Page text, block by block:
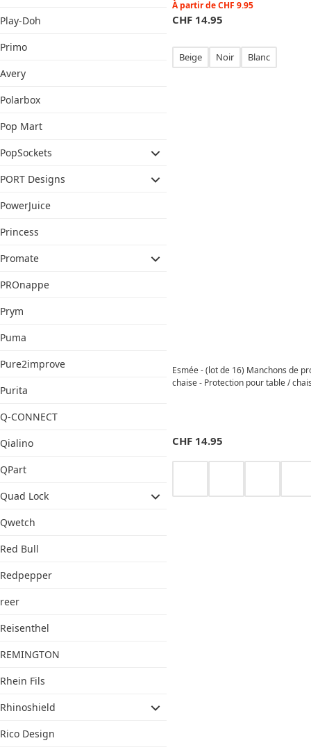
Play-Doh
Primo
Avery
Polarbox
Pop Mart
PopSockets
PORT Designs
PowerJuice
Princess
Promate
PROnappe
Prym
Puma
Pure2improve
Purita
Q-CONNECT
Qialino
QPart
Quad Lock
Qwetch
Red Bull
Redpepper
reer
Reisenthel
REMINGTON
Rhein Fils
Rhinoshield
Rico Design
À partir deCHF 9.95
CHF 14.95
Beige Noir Blanc
Esmée - (lot de 16) Manchons de
chaise - Protection pour table /
CHF 14.95